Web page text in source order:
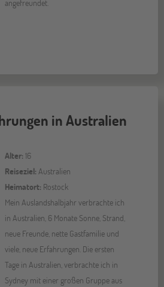
angefreundet.
in Australien
Alter: 16
Reiseziel: Australien
Heimatort: Rostock
Mein Auslandshalbjahr verbrachte ich
in Australien, 6 Monate Sonne, Strand,
neue Freunde, nette Gastfamilie und
viele, neue Erfahrungen. Die ersten
Tage in Australien, verbrachte ich in
Sydney mit einer großen Gruppe aus